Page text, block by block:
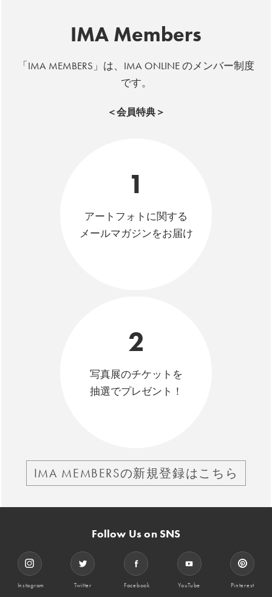
IMA Members
「IMA MEMBERS」は、IMA ONLINE のメンバー制度
です。
＜会員特典＞
1
アートフォトに関する
メールマガジンをお届け
2
写真展のチケットを
抽選でプレゼント！
IMA MEMBERSの新規登録はこちら
Follow Us on SNS
Instagram Twitter Facebook YouTube Pinterest